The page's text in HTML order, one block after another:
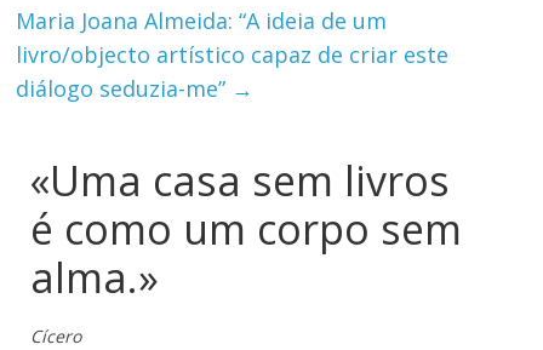
Maria Joana Almeida: “A ideia de um
livro/objecto artístico capaz de criar este
diálogo seduzia-me” →
«Uma casa sem livros
é como um corpo sem
alma.»
Cícero